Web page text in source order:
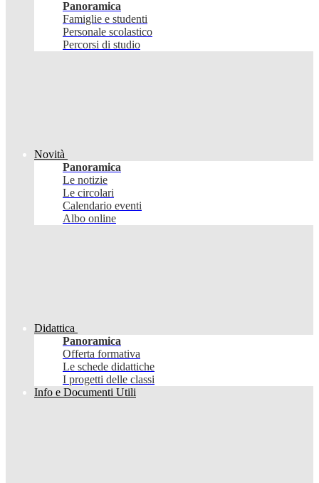
Panoramica
Famiglie e studenti
Personale scolastico
Percorsi di studio
Novità
Panoramica
Le notizie
Le circolari
Calendario eventi
Albo online
Didattica
Panoramica
Offerta formativa
Le schede didattiche
I progetti delle classi
Info e Documenti Utili